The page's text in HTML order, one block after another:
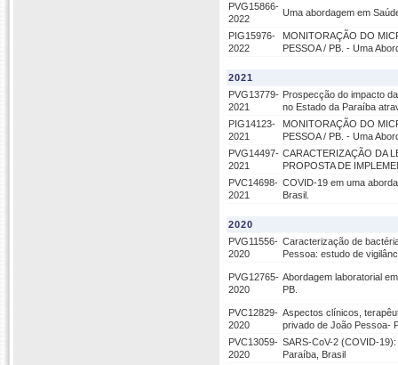
PVG15866-
2022
Uma abordagem em
PIG15976-
2022
MONITORAÇÃO DO
PESSOA / PB. - Uma
2021
PVG13779-
2021
Prospecção do impacto
no Estado da Paraíba
PIG14123-
2021
MONITORAÇÃO DO
PESSOA / PB. - Uma
PVG14497-
2021
CARACTERIZAÇÃO DA
PROPOSTA DE
PVC14698-
2021
COVID-19 em uma
Brasil.
2020
PVG11556-
2020
Caracterização de
Pessoa: estudo de
PVG12765-
2020
Abordagem laboratorial
PB.
PVC12829-
2020
Aspectos clínicos,
privado de João Pessoa-
PVC13059-
2020
SARS-CoV-2 (COVID-
Paraíba, Brasil